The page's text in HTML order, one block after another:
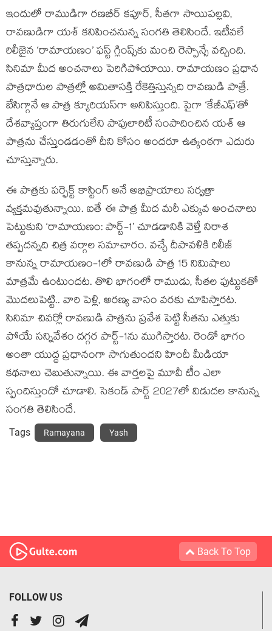
ఇందులో రాముడిగా రణబీర్ కపూర్, సీతగా సాయిపల్లవి,
రావణుడిగా యశ్ కనిపించనున్న సంగతి తెలిసిందే. ఇటీవలే
రిలీజైన ‘రామాయణం’ ఫస్ట్ గ్లింప్స్‌కు మంచి రెస్పాన్సే వచ్చింది.
సినిమా మీద అంచనాలు పెరిగిపోయాయి. రామాయణం ప్రధాన
పాత్రధారుల పాత్రల్లో అమితాసక్తి రేకెత్తిస్తున్నది రావణుడి పాత్రే.
బేసిగ్గానే ఆ పాత్ర క్యూరియస్‌గా అనిపిస్తుంది. పైగా ‘కేజీఎఫ్’తో
దేశవ్యాప్తంగా తిరుగులేని పాపులారిటీ సంపాదించిన యశ్ ఆ
పాత్రను చేస్తుండడంతో దీని కోసం అందరూ ఉత్కంఠగా ఎదురు
చూస్తున్నారు.
ఈ పాత్రకు పర్ఫెక్ట్ కాస్టింగ్ అనే అభిప్రాయాలు సర్వత్రా
వ్యక్తమవుతున్నాయి. ఐతే ఈ పాత్ర మీద మరీ ఎక్కువ అంచనాలు
పెట్టుకుని ‘రామాయణం: పార్ట్-1’ చూడడానికి వెళ్తే నిరాశ
తప్పదన్నది చిత్ర వర్గాల సమాచారం. వచ్చే దీపావళికి రిలీజ్
కానున్న రామాయణం-1లో రావణుడి పాత్ర 15 నిమిషాలు
మాత్రమే ఉంటుందట. తొలి భాగంలో రాముడు, సీతల పుట్టుకతో
మొదలుపెట్టి.. వారి పెళ్లి, అరణ్య వాసం వరకు చూపిస్తారట.
సినిమా చివర్లో రావణుడి పాత్రను ప్రవేశ పెట్టి సీతను ఎత్తుకు
పోయే సన్నివేశం దగ్గర పార్ట్-1ను ముగిస్తారట. రెండో భాగం
అంతా యుద్ధ ప్రధానంగా సాగుతుందని హిందీ మీడియా
కథనాలు చెబుతున్నాయి. ఈ వార్తలపై మూవీ టీం ఎలా
స్పందిస్తుందో చూడాలి. సెకండ్ పార్ట్ 2027లో విడుదల కానున్న
సంగతి తెలిసిందే.
Tags Ramayana Yash
Back To Top
FOLLOW US